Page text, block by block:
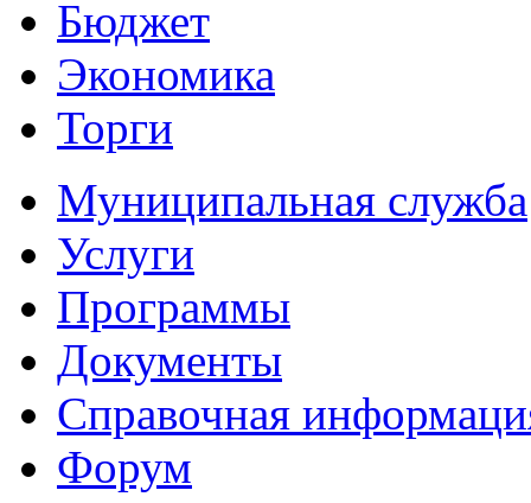
Бюджет
Экономика
Торги
Муниципальная служба
Услуги
Программы
Документы
Справочная
Форум